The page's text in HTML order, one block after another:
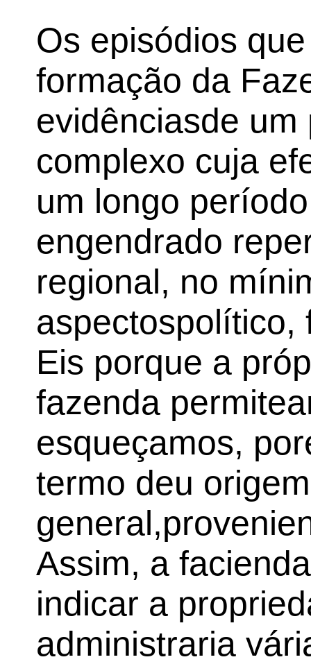
Os episódios
formação da
evidênciasde
complexo cuja
um longo
engendrado
regional, no
aspectospolítico,
Eis porque a
fazenda
esqueçamos,
termo deu
Assim, a
indicar a
administraria